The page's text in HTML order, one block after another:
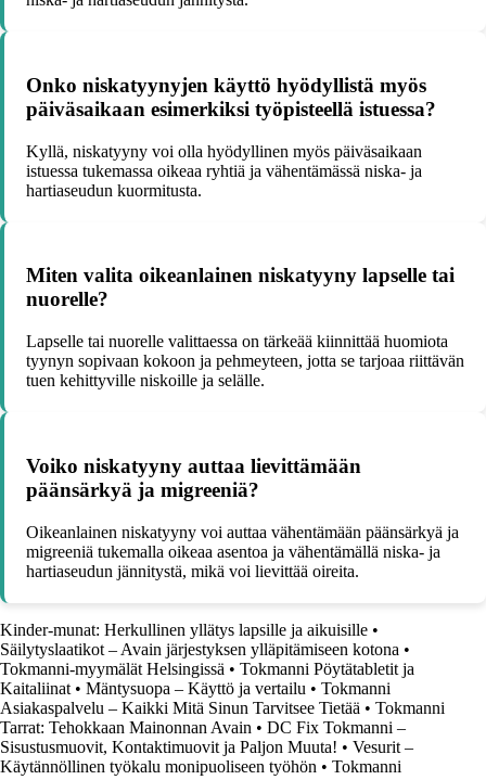
Onko niskatyynyjen käyttö hyödyllistä myös
päiväsaikaan esimerkiksi työpisteellä istuessa?
Kyllä, niskatyyny voi olla hyödyllinen myös päiväsaikaan
istuessa tukemassa oikeaa ryhtiä ja vähentämässä niska- ja
hartiaseudun kuormitusta.
Miten valita oikeanlainen niskatyyny lapselle tai
nuorelle?
Lapselle tai nuorelle valittaessa on tärkeää kiinnittää huomiota
tyynyn sopivaan kokoon ja pehmeyteen, jotta se tarjoaa riittävän
tuen kehittyville niskoille ja selälle.
Voiko niskatyyny auttaa lievittämään
päänsärkyä ja migreeniä?
Oikeanlainen niskatyyny voi auttaa vähentämään päänsärkyä ja
migreeniä tukemalla oikeaa asentoa ja vähentämällä niska- ja
hartiaseudun jännitystä, mikä voi lievittää oireita.
Kinder-munat: Herkullinen yllätys lapsille ja aikuisille •
Säilytyslaatikot – Avain järjestyksen ylläpitämiseen kotona •
Tokmanni-myymälät Helsingissä • Tokmanni Pöytätabletit ja
Kaitaliinat • Mäntysuopa – Käyttö ja vertailu • Tokmanni
Asiakaspalvelu – Kaikki Mitä Sinun Tarvitsee Tietää • Tokmanni
Tarrat: Tehokkaan Mainonnan Avain • DC Fix Tokmanni –
Sisustusmuovit, Kontaktimuovit ja Paljon Muuta! • Vesurit –
Käytännöllinen työkalu monipuoliseen työhön • Tokmanni